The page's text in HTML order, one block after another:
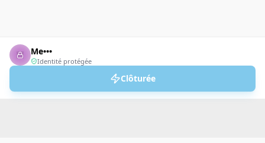
Me•••
Identité protégée
Clôturée